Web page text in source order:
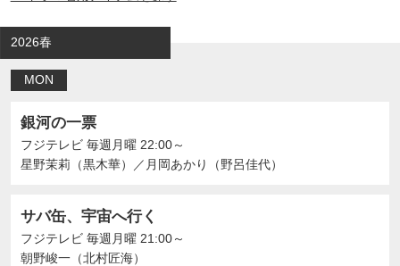
2026春
MON
銀河の一票
フジテレビ 毎週月曜 22:00～
星野茉莉（黒木華）
／ 月岡あかり（野呂佳代）
サバ缶、宇宙へ行く
フジテレビ 毎週月曜 21:00～
朝野峻一（北村匠海）